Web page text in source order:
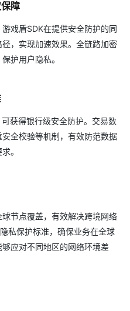
障
戏盾SDK在提供安全防护的同
，实现加速效果。全链路加密
护用户隐私。
获得银行级安全防护。交易数
全校验等机制，有效防范数据
。
节点覆盖，有效解决跨境网络
私保护标准，确保业务在全球
应对不同地区的网络环境差